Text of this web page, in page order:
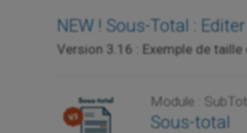
NEW ! Sous-Total :
Version 3.16 : Exemple de
Module :
Sous-total